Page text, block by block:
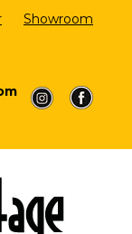
Showroom
a
a